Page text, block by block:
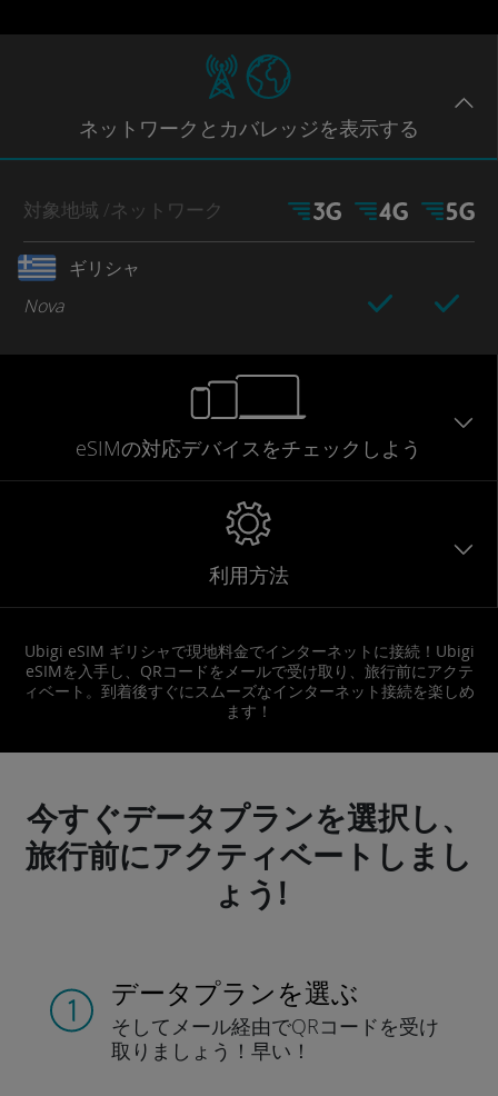
ネットワークとカバレッジを表示する
対象地域 /ネットワーク
ギリシャ
Nova
eSIMの対応デバイスをチェックしよう
利用方法
Ubigi eSIM ギリシャで現地料金でインターネットに接続！Ubigi
eSIMを入手し、QRコードをメールで受け取り、旅行前にアクテ
ィベート。到着後すぐにスムーズなインターネット接続を楽しめ
ます！
今すぐデータプランを選択し、
旅行前にアクティベートしまし
ょう!
データプランを選ぶ
そしてメール経由でQRコードを受け
取りましょう！早い！